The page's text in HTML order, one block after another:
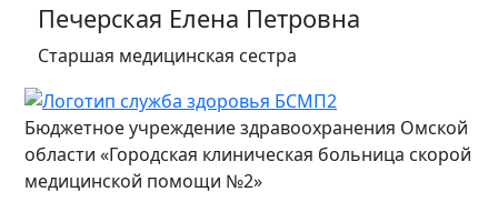
Печерская Елена Петровна
Старшая медицинская сестра
Бюджетное учреждение здравоохранения Омской
области «Городская клиническая больница скорой
медицинской помощи №2»